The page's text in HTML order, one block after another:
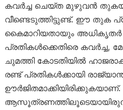
കവർച്ച ചെയ്ത മുഴുവൻ
വീണ്ടെടുത്തിട്ടുണ്ട്. ഈ
കൈമാറിയതായും അധികൃതർ
പ്രതികൾക്കെതിരെ
ചുമത്തി കോടതിയിൽ
രണ്ട് പ്രതികൾക്കായി